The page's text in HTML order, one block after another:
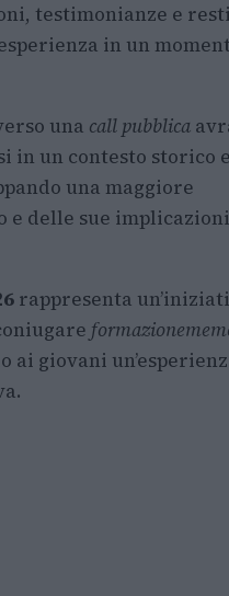
testimonianze e
in un
una call pubblica
in un contesto storico
una maggiore
e delle sue
rappresenta
formazione
ai giovani